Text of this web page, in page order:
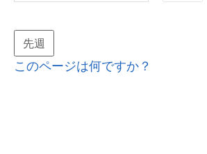
先週
このページは何ですか？